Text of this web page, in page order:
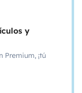
y
¡tú